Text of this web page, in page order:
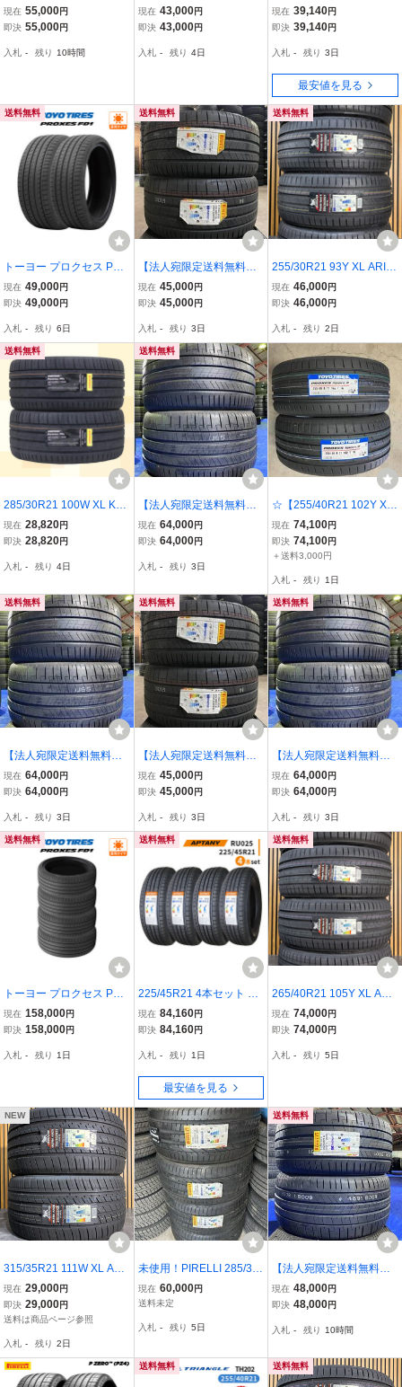
62425M-611 PIRELLI
295/30ZR21(102Y) 29
cs スポンジ付き 2本セ
現在 55,000円
即決 55,000円
入札 - 残り 10時間
62425M-705 PIRELLI
295/35ZR21 107Y XL 2
1) 2本セット 2023年
現在 43,000円
即決 43,000円
入札 - 残り 4日
26年製造 新品サマータイ
ヤ RoTaLLa SETULA S-R
5/35/21
現在 39,140円
即決 39,140円
入札 - 残り 3日
最安値を見る
送料無料
トーヨー プロクセス PRO
XES FD1 245/35R21 96
W XL サマータイヤのみ・
現在 49,000円
即決 49,000円
入札 - 残り 6日
送料無料
【法人宛限定送料無料】2
62425M-364 PIRELLI
275/30R21 98Y XL P Z
ット 2023年製
現在 45,000円
即決 45,000円
入札 - 残り 3日
送料無料
255/30R21 93Y XL ARIV
O PREMIO SPORT6 新品
サマータイヤ 4本セット 2
255/30/21 夏タイヤ
現在 46,000円
即決 46,000円
入札 - 残り 2日
送料無料
285/30R21 100W XL KU
STONE PASSION P9S 26
年製 送料無料 2本セット
現在 28,820円
即決 28,820円
入札 - 残り 4日
送料無料
【法人宛限定送料無料】2
62425M-811 PIRELLI
315/30ZR21(105Y)XL P
ト 2023年製
現在 64,000円
即決 64,000円
入札 - 残り 3日
☆【255/40R21 102Y X
L】【2026年製】ＴＯＹ
Ｏトーヨー プロクセスス
ポーツ2 255/40-21 PROX
送料込み￥77100～夏用
現在 74,100円
即決 74,100円
＋送料3,000円
入札 - 残り 1日
送料無料
【法人宛限定送料無料】2
62425M-810 PIRELLI
315/30ZR21(105Y)XL P
ト 2023年製
現在 64,000円
即決 64,000円
入札 - 残り 3日
送料無料
【法人宛限定送料無料】2
62425M-365 PIRELLI
275/30R21 98Y XL P Z
ット 2023年製
現在 45,000円
即決 45,000円
入札 - 残り 3日
送料無料
【法人宛限定送料無料】2
62425M-817 PIRELLI
315/30ZR21(105Y)XL P
ト 2023年製
現在 64,000円
即決 64,000円
入札 - 残り 3日
送料無料
トーヨー プロクセス PRO
XES FD1 245/40R21 100
W XL サマータイヤのみ・
現在 158,000円
即決 158,000円
入札 - 残り 1日
送料無料
225/45R21 4本セット 20
26年製造 新品サマータイ
ヤ APTANY RU025 送料
現在 84,160円
即決 84,160円
入札 - 残り 1日
最安値を見る
送料無料
265/40R21 105Y XL ARI
VO PREMIO SPORT6 新
品 サマータイヤ 4本セッ
無料 265/40/21 夏タイヤ
現在 74,000円
即決 74,000円
入札 - 残り 5日
NEW
315/35R21 111W XL ARI
VO ARZ5 新品 サマータ
イヤ 2本セット 2025年製
※本州送料無料 315/35/2
現在 29,000円
即決 29,000円
送料は商品ページ参照
入札 - 残り 2日
未使用！PIRELLI 285/30
ZR21 (100Y)XL P ZERO
(RO1)ncs スポンジ付き 2
ロ 285 30 21 アウディ R
現在 60,000円
送料未定
入札 - 残り 5日
送料無料
【法人宛限定送料無料】2
62425M-712 PIRELLI
295/35ZR21(107Y)XL 2
T1) 2本セット 2023年
現在 48,000円
即決 48,000円
入札 - 残り 10時間
送料無料 送料無料